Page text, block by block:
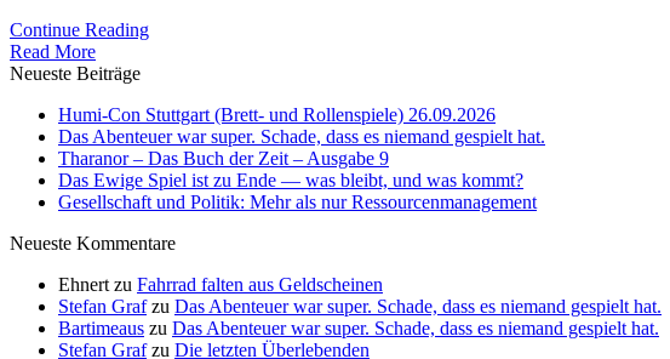
Continue Reading
Read More
Neueste Beiträge
Humi-Con Stuttgart (Brett- und Rollenspiele) 26.09.2026
Das Abenteuer war super. Schade, dass es niemand gespielt hat.
Tharanor – Das Buch der Zeit – Ausgabe 9
Das Ewige Spiel ist zu Ende — was bleibt, und was kommt?
Gesellschaft und Politik: Mehr als nur Ressourcenmanagement
Neueste Kommentare
Ehnert zu Fahrrad falten aus Geldscheinen
Stefan Grafzu Das Abenteuer war super. Schade, dass es niemand gespielt hat.
Bartimeaus zu Das Abenteuer war super. Schade, dass es niemand gespielt hat.
Stefan Grafzu Die letzten Überlebenden